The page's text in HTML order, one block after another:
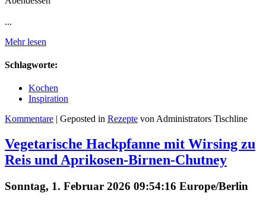
...
Mehr lesen
Schlagworte:
Kochen
Inspiration
Kommentare | Geposted in Rezepte von Administrators Tischline
Vegetarische Hackpfanne mit Wirsing zu
Reis und Aprikosen-Birnen-Chutney
Sonntag, 1. Februar 2026 09:54:16 Europe/Berlin